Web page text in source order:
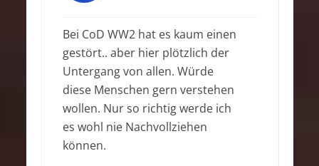
Bei CoD WW2 hat es kaum einen
gestört.. aber hier plötzlich der
Untergang von allen. Würde
diese Menschen gern verstehen
wollen. Nur so richtig werde ich
es wohl nie Nachvollziehen
können.